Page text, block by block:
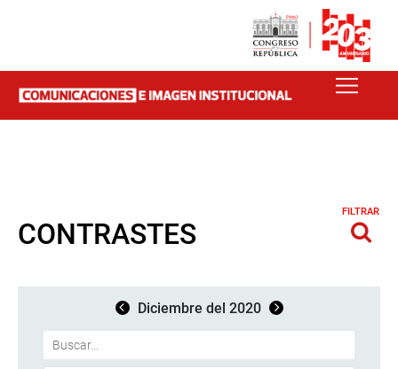
CONTRASTES
FILTRAR
Diciembre del 2020